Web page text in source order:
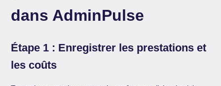
dans AdminPulse
Étape 1 : Enregistrer les prestations et
les coûts